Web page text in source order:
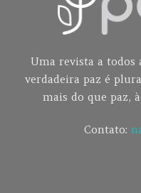
Uma revista a todos
verdadeira paz é
mais do que paz,
Contato: